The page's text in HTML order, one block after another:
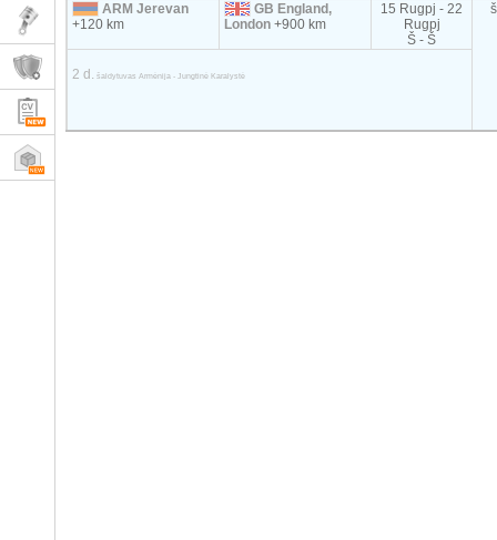
ARM Jerevan
+120 km
GB England,
London+900 km
15 Rugpj - 22
Rugpj
Š - Š
2 d. šaldytuvas Armėnija - Jungtinė Karalystė